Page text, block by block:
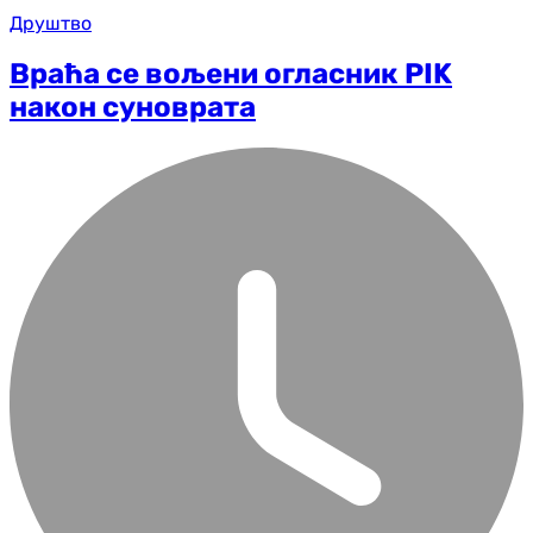
Друштво
Враћа се вољени огласник PIK
након суноврата